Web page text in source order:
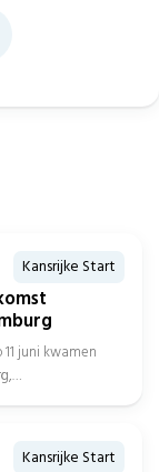
Kansrijke Start
juni kwamen
Kansrijke Start